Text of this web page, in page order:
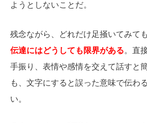
ようとしないことだ。
残念ながら、どれだけ足掻いてみても
伝達にはどうしても限界がある。直
手振り、表情や感情を交えて話すと
も、文字にすると誤った意味で伝わ
い。